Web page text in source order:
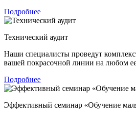
Подробнее
Технический аудит
Наши специалисты проведут
вашей покрасочной линии на любом ее
Подробнее
Эффективный семинар «Обучение